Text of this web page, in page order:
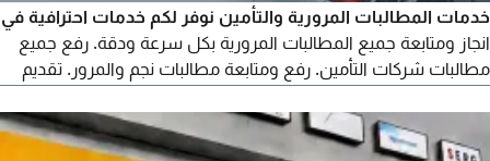
خدمات المطالبات المرورية والتأمين نوفر لكم خدمات احترافية في
انجاز ومتابعة جميع المطالبات المرورية بكل سرعة ودقة. رفع جميع
مطالبات شركات التأمين. رفع ومتابعة مطالبات نجم والمرور. تقديم
متابعة اجراءات المطالبة حتى اكتمالها. خدمات المركبات والسيارات.
خدمات ابشر. اصدار وتفويض المركبات